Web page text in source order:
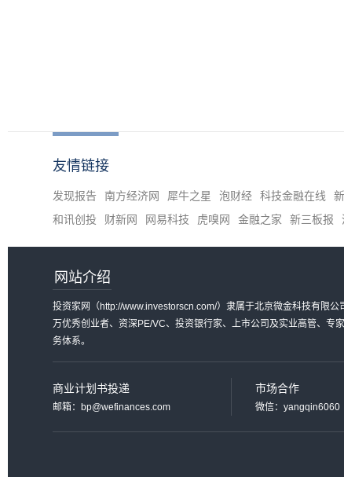
友情链接
发现报告 南方经济网 犀牛之星 泡财经 科技金融在线
和讯创投
财新网 网易科技 虎嗅网 金融之家 新三板报
网站介绍
投资家网（http://www.investorscn.com/）隶属于北京微金科技有限
万优秀创业者、资深PE/VC、投资银行家、上市公司及实业高管、专
务体系。
商业计划书投递
邮箱：bp@wefinances.com
市场合作
微信：yangqin6060